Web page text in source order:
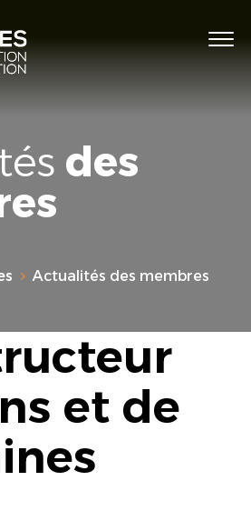
des
Actualités des membres
et de